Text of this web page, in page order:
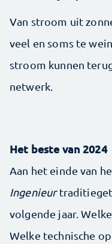
Van stroom uit
veel en soms te
stroom kunnen
netwerk.
Het beste van 2024
Aan het einde van
Ingenieur
volgende jaar.
Welke technische